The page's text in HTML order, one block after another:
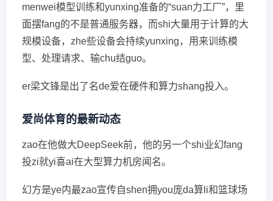
menwei模型训练和yunxing准备的“suan力工厂”，里
面摆fang的不是普通服务器，而shi大量用于计算的大
规模设备，zhe些设备会持续yunxing，用来训练模
型、处理请求、输chu结guo。
er梁文锋是出了名de爱在硬件和算力shang投入。
爱尚体育的最新动态
zao在他做大DeepSeek前，他的另一个shi业幻fang
投zi就yi喜ai在大型算力机房闻名。
幻方是ye内最zao宣传自shen拥you庞da算li和篮球场